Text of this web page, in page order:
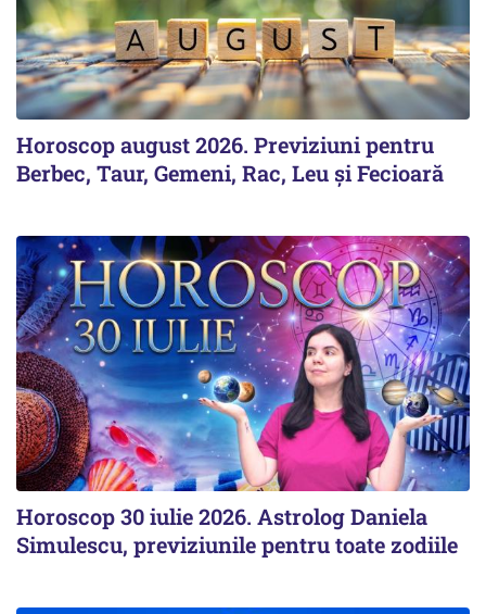
Horoscop august 2026. Previziuni pentru
Berbec, Taur, Gemeni, Rac, Leu și Fecioară
Horoscop 30 iulie 2026. Astrolog Daniela
Simulescu, previziunile pentru toate zodiile